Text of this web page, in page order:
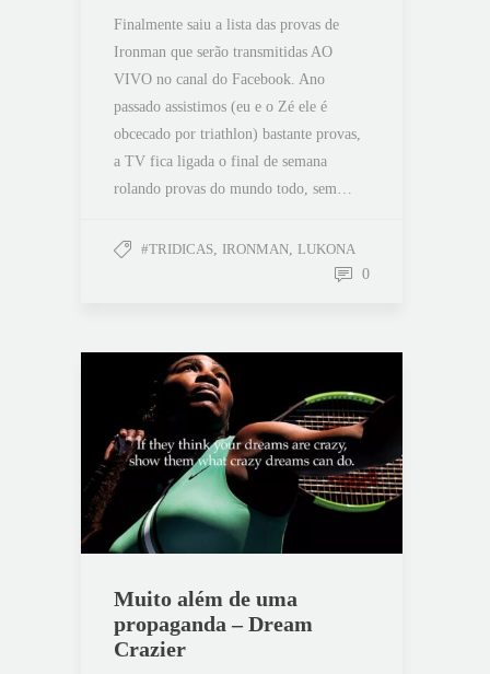
Finalmente saiu a lista das provas de
Ironman que serão transmitidas AO
VIVO no canal do Facebook. Ano
passado assistimos (eu e o Zé ele é
obcecado por triathlon) bastante provas,
a TV fica ligada o final de semana
rolando provas do mundo todo, sem…
#TRIDICAS, IRONMAN, LUKONA
0
Muito além de uma
propaganda – Dream
Crazier